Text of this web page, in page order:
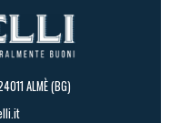
ALMÈ (BG)